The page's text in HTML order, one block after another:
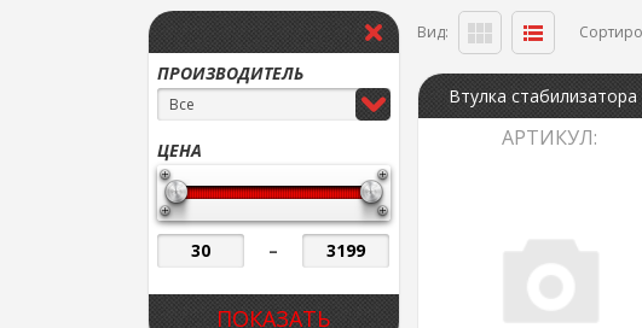
ПРОИЗВОДИТЕЛЬ
Все
ЦЕНА
–
Вид:
АРТИКУЛ: